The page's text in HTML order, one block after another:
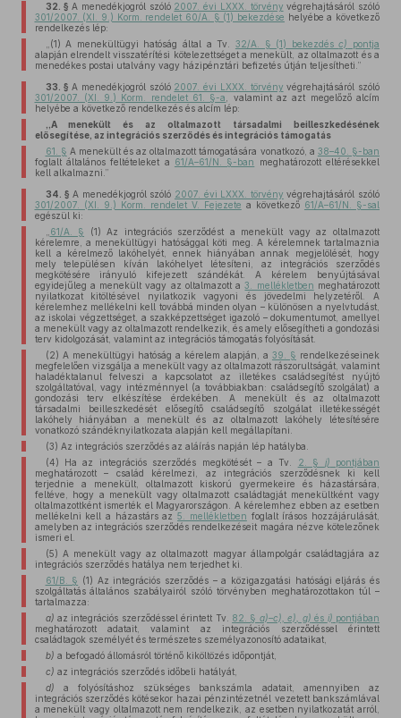
32. § A menedékjogról szóló 2007. évi LXXX. törvény végrehajtásáról szóló
301/2007. (XI. 9.) Korm. rendelet 60/A. § (1) bekezdése helyébe a következő
rendelkezés lép:
„(1) A menekültügyi hatóság által a Tv. 32/A. § (1) bekezdésc)
pontja
alapján elrendelt visszatérítési kötelezettséget a menekült, az oltalmazott és a
menedékes postai utalvány vagy házipénztári befizetés útján teljesítheti.”
33. § A menedékjogról szóló 2007. évi LXXX. törvény végrehajtásáról szóló
301/2007. (XI. 9.) Korm. rendelet 61. §-a
, valamint az azt megelőző alcím
helyébe a következő rendelkezés és alcím lép:
„A menekült és az oltalmazott társadalmi beilleszkedésének
elősegítése, az integrációs szerződés és integrációs támogatás
61. § A menekült és az oltalmazott támogatására vonatkozó, a 38–40. §-ban
foglalt általános feltételeket a 61/A–61/N. §-ban
meghatározott eltérésekkel
kell alkalmazni.”
34. § A menedékjogról szóló 2007. évi LXXX. törvény végrehajtásáról szóló
301/2007. (XI. 9.) Korm. rendelet V. Fejezete a következő 61/A–61/N. §-sal
egészül ki:
61/A. § (1) Az integrációs szerződést a menekült vagy az oltalmazott
kérelemre, a menekültügyi hatósággal köti meg. A kérelemnek tartalmaznia
kell a kérelmező lakóhelyét, ennek hiányában annak megjelölését, hogy
mely településen kíván lakóhelyet létesíteni, az integrációs szerződés
megkötésére irányuló kifejezett szándékát. A kérelem benyújtásával
egyidejűleg a menekült vagy az oltalmazott a3. mellékletben meghatározott
nyilatkozat kitöltésével nyilatkozik vagyoni és jövedelmi helyzetéről. A
kérelemhez mellékelni kell továbbá minden olyan – különösen a nyelvtudást,
az iskolai végzettséget, a szakképzettséget igazoló – dokumentumot, amellyel
a menekült vagy az oltalmazott rendelkezik, és amely elősegítheti a gondozási
terv kidolgozását, valamint az integrációs támogatás folyósítását.
(2) A menekültügyi hatóság a kérelem alapján, a 39. § rendelkezéseinek
megfelelően vizsgálja a menekült vagy az oltalmazott rászorultságát, valamint
haladéktalanul felveszi a kapcsolatot az illetékes családsegítést nyújtó
szolgáltatóval, vagy intézménnyel (a továbbiakban: családsegítő szolgálat) a
gondozási terv elkészítése érdekében. A menekült és az oltalmazott
társadalmi beilleszkedését elősegítő családsegítő szolgálat illetékességét
lakóhely hiányában a menekült és az oltalmazott lakóhely létesítésére
vonatkozó szándéknyilatkozata alapján kell megállapítani.
(3) Az integrációs szerződés az aláírás napján lép hatályba.
(4) Ha az integrációs szerződés megkötését – a Tv.
2. § j) pontjában
meghatározott – család kérelmezi, az integrációs szerződésnek ki kell
terjednie a menekült, oltalmazott kiskorú gyermekeire és házastársára,
feltéve, hogy a menekült vagy oltalmazott családtagját menekültként vagy
oltalmazottként ismerték el Magyarországon. A kérelemhez ebben az esetben
mellékelni kell a házastárs az5. mellékletben foglalt írásos hozzájárulását,
amelyben az integrációs szerződés rendelkezéseit magára nézve kötelezőnek
ismeri el.
(5) A menekült vagy az oltalmazott magyar állampolgár családtagjára az
integrációs szerződés hatálya nem terjedhet ki.
61/B. § (1) Az integrációs szerződés – a közigazgatási hatósági eljárás és
szolgáltatás általános szabályairól szóló törvényben meghatározottakon túl –
tartalmazza:
a) az integrációs szerződéssel érintett Tv. 82. § a)–c), e), g) és i) pontjában
meghatározott adatait, valamint az integrációs szerződéssel érintett
családtagok személyét és természetes személyazonosító adataikat,
b) a befogadó állomásról történő kiköltözés időpontját,
c) az integrációs szerződés időbeli hatályát,
d) a folyósításhoz szükséges bankszámla adatait, amennyiben az
integrációs szerződés kötésekor hazai pénzintézetnél vezetett bankszámlával
a menekült vagy oltalmazott nem rendelkezik, az esetben nyilatkozatát arról,